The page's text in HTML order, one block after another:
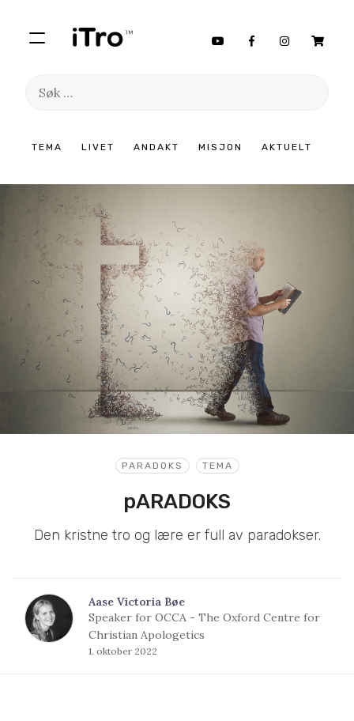
TEMA LIVET ANDAKT MISJON AKTUELT
Søk
innhold
PARADOKS TEMA
pARADOKS
Den kristne tro og lære er full av paradokser.
Aase Victoria Bøe
Speaker for OCCA - The Oxford Centre for
Christian Apologetics
1. oktober 2022